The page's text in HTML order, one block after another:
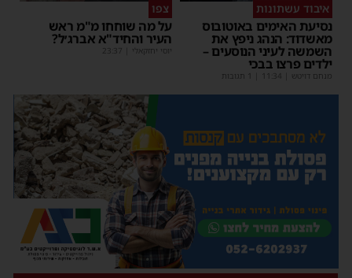
איבוד עשתונות
נסיעת האימים באוטובוס
מאשדוד: הנהג ניפץ את
השמשה לעיני הנוסעים –
ילדים פרצו בבכי
מנחם דויטש 11:34
צפו
על מה שוחחו מ"מ ראש
העיר והחיד"א אברג׳ל?
יוסי יחזקאלי 23:37